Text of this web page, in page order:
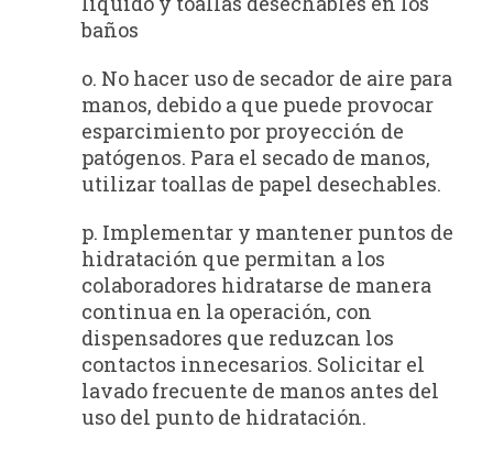
baños
o. No hacer uso de secador de aire para
manos, debido a que puede provocar
esparcimiento por proyección de
patógenos. Para el secado de manos,
utilizar toallas de papel desechables.
p. Implementar y mantener puntos de
hidratación que permitan a los
colaboradores hidratarse de manera
continua en la operación, con
dispensadores que reduzcan los
contactos innecesarios. Solicitar el
lavado frecuente de manos antes del
uso del punto de hidratación.